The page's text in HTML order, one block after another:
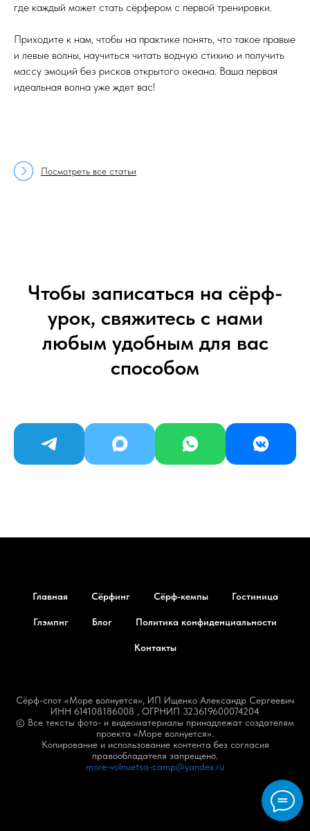
где каждый может стать сёрфером с первой тренировки.
Приходите к нам, чтобы на практике понять, что такое правые
и левые волны, научиться читать водную стихию и получить
массу эмоций без рисков открытого океана. Ваша первая
идеальная волна уже ждет вас!
Посмотреть все статьи
Чтобы записаться на сёрф-
урок, свяжитесь с нами
любым удобным для вас
способом
Главная Сёрфинг Сёрф-кемпы Гостиница
Глэмпнг Блог Политика конфиденциальности
Контакты
Сёрф-спот «Море волнуется», ИП Ищенко Александр Сергеевич
ИНН 614108186008 , ОГРНИП 323619600074204
© Все тексты фото- и видеоматериалы принадлежат создателям
проекта «Море волнуется».
Копирование и использование контента без согласия
правообладателя запрещено.
more-volnuetsa-camp@yandex.ru